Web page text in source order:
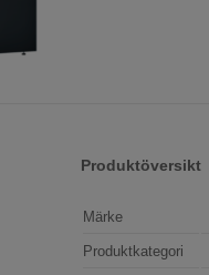
Produktöversikt
Märke
Produktkategori